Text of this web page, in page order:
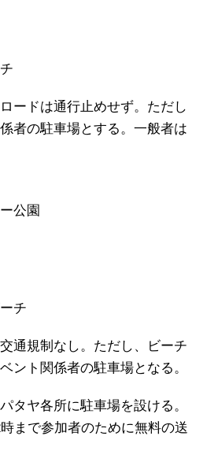
ードは通行止めせず。ただし
者の駐車場とする。一般者は
公園
チ
通規制なし。ただし、ビーチ
ント関係者の駐車場となる。
タヤ各所に駐車場を設ける。
まで参加者のために無料の送